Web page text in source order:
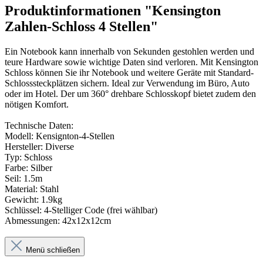
Produktinformationen "Kensington
Zahlen-Schloss 4 Stellen"
Ein Notebook kann innerhalb von Sekunden gestohlen werden und
teure Hardware sowie wichtige Daten sind verloren. Mit Kensington
Schloss können Sie ihr Notebook und weitere Geräte mit Standard-
Schlosssteckplätzen sichern. Ideal zur Verwendung im Büro, Auto
oder im Hotel. Der um 360° drehbare Schlosskopf bietet zudem den
nötigen Komfort.
Technische Daten:
Modell: Kensignton-4-Stellen
Hersteller: Diverse
Typ: Schloss
Farbe: Silber
Seil: 1.5m
Material: Stahl
Gewicht: 1.9kg
Schlüssel: 4-Stelliger Code (frei wählbar)
Abmessungen: 42x12x12cm
Menü schließen